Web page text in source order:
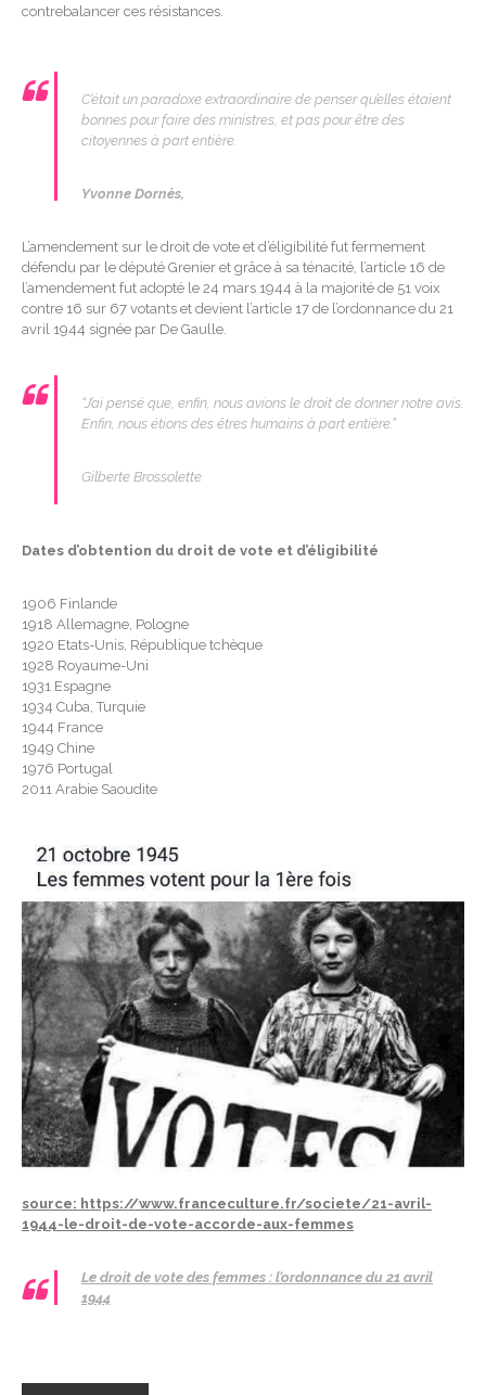
contrebalancer ces résistances.
C’était un paradoxe extraordinaire de penser qu’elles étaient
bonnes pour faire des ministres, et pas pour être des
citoyennes à part entière.
Yvonne Dornès,
L’amendement sur le droit de vote et d’éligibilité fut fermement
défendu par le député Grenier et grâce à sa ténacité, l’article 16 de
l’amendement fut adopté le 24 mars 1944 à la majorité de 51 voix
contre 16 sur 67 votants et devient l’article 17 de l’ordonnance du 21
avril 1944 signée par De Gaulle.
“J’ai pensé que, enfin, nous avions le droit de donner notre avis.
Enfin, nous étions des êtres humains à part entière.”
Gilberte Brossolette
Dates d’obtention du droit de vote et d’éligibilité
1906 Finlande
1918 Allemagne, Pologne
1920 Etats-Unis, République tchèque
1928 Royaume-Uni
1931 Espagne
1934 Cuba, Turquie
1944 France
1949 Chine
1976 Portugal
2011 Arabie Saoudite
source: https://www.franceculture.fr/societe/21-avril-
1944-le-droit-de-vote-accorde-aux-femmes
Le droit de vote des femmes : l’ordonnance du 21 avril
1944